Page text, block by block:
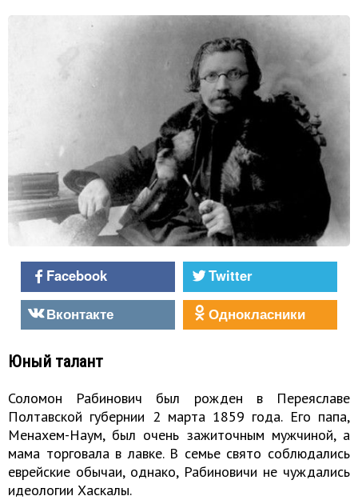
Facebook
Twitter
Вконтакте
Однокласники
Юный талант
Соломон Рабинович был рожден в Переяславе
Полтавской губернии 2 марта 1859 года. Его папа,
Менахем-Наум, был очень зажиточным мужчиной, а
мама торговала в лавке. В семье свято соблюдались
еврейские обычаи, однако, Рабиновичи не чуждались
идеологии Хаскалы.